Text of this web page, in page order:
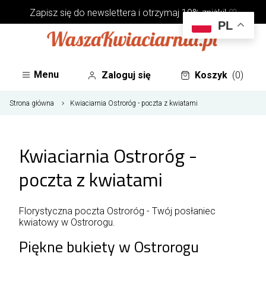
Zapisz się do newsletterai otrzymaj 10% zniżki! ♡
Menu Zaloguj się Koszyk (0)
Strona główna Kwiaciarnia Ostroróg - poczta z kwiatami
Kwiaciarnia Ostroróg -
poczta z kwiatami
Florystyczna poczta Ostroróg - Twój posłaniec
kwiatowy w Ostrorogu.
Piękne bukiety w Ostrorogu
PL